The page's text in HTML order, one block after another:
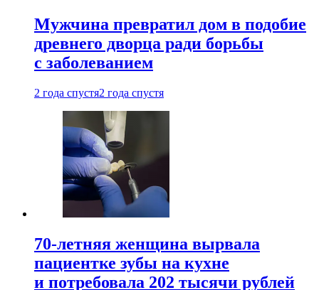
Мужчина превратил дом в подобие
древнего дворца ради борьбы
с заболеванием
2 года спустя2 года спустя
70-летняя женщина вырвала
пациентке зубы на кухне
и потребовала 202 тысячи рублей